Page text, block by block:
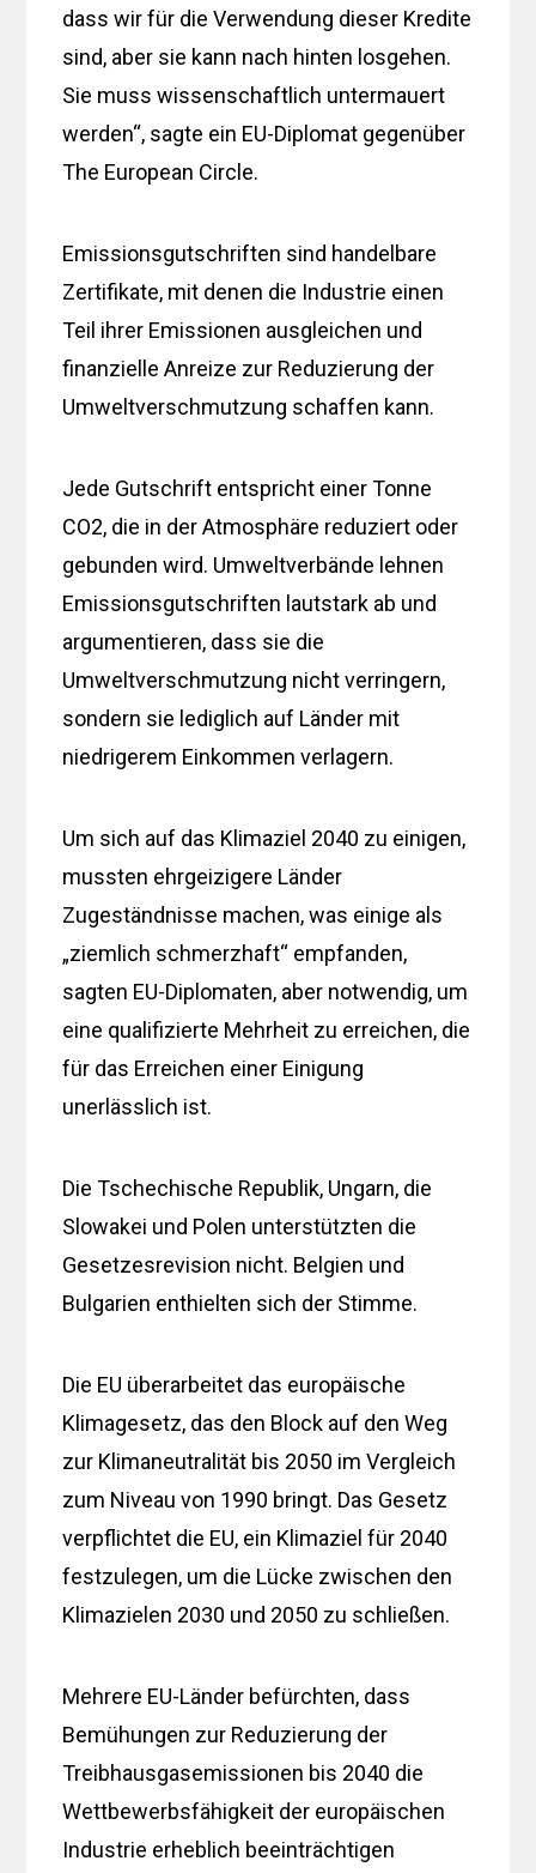
dass wir für die Verwendung dieser Kredite
sind, aber sie kann nach hinten losgehen.
Sie muss wissenschaftlich untermauert
werden“, sagte ein EU-Diplomat gegenüber
The European Circle.
Emissionsgutschriften sind handelbare
Zertifikate, mit denen die Industrie einen
Teil ihrer Emissionen ausgleichen und
finanzielle Anreize zur Reduzierung der
Umweltverschmutzung schaffen kann.
Jede Gutschrift entspricht einer Tonne
CO2, die in der Atmosphäre reduziert oder
gebunden wird. Umweltverbände lehnen
Emissionsgutschriften lautstark ab und
argumentieren, dass sie die
Umweltverschmutzung nicht verringern,
sondern sie lediglich auf Länder mit
niedrigerem Einkommen verlagern.
Um sich auf das Klimaziel 2040 zu einigen,
mussten ehrgeizigere Länder
Zugeständnisse machen, was einige als
„ziemlich schmerzhaft“ empfanden,
sagten EU-Diplomaten, aber notwendig, um
eine qualifizierte Mehrheit zu erreichen, die
für das Erreichen einer Einigung
unerlässlich ist.
Die Tschechische Republik, Ungarn, die
Slowakei und Polen unterstützten die
Gesetzesrevision nicht. Belgien und
Bulgarien enthielten sich der Stimme.
Die EU überarbeitet das europäische
Klimagesetz, das den Block auf den Weg
zur Klimaneutralität bis 2050 im Vergleich
zum Niveau von 1990 bringt. Das Gesetz
verpflichtet die EU, ein Klimaziel für 2040
festzulegen, um die Lücke zwischen den
Klimazielen 2030 und 2050 zu schließen.
Mehrere EU-Länder befürchten, dass
Bemühungen zur Reduzierung der
Treibhausgasemissionen bis 2040 die
Wettbewerbsfähigkeit der europäischen
Industrie erheblich beeinträchtigen